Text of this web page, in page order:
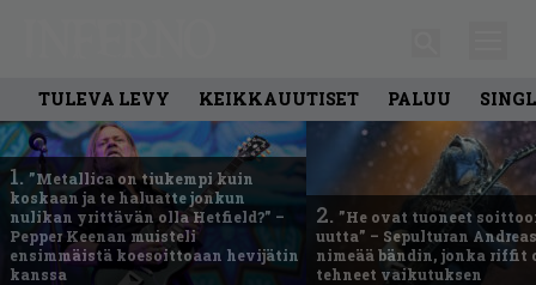
TULEVA LEVY KEIKKAUUTISET PALUU
1. ”Metallica on tiukempi kuin
koskaan ja te haluatte jonkun
nulikan yrittävän olla Hetfield?” –
Pepper Keenan muisteli
ensimmäistä koesoittoaan hevijätin
kanssa
2. ”He ovat tuoneet
uutta” – Sepulturan
nimeää bändin, jonka riffit
tehneet vaikutuksen